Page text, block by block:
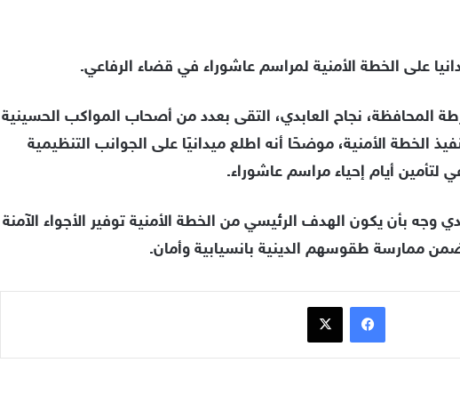
على الخطة الأمنية لمراسم عاشوراء في قضاء الرفاعي.
المحافظة، نجاح العابدي، التقى بعدد من أصحاب المواكب الحسينية
الخطة الأمنية، موضحًا أنه اطلع ميدانيًا على الجوانب التنظيمية
لتأمين أيام إحياء مراسم عاشوراء.
بأن يكون الهدف الرئيسي من الخطة الأمنية توفير الأجواء الآمنة
ممارسة طقوسهم الدينية بانسيابية وأمان.
فيسبوكx